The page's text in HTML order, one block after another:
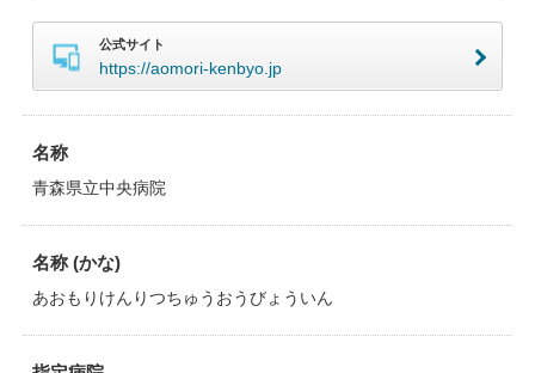
公式サイト
https://aomori-kenbyo.jp
名称
青森県立中央病院
名称 (かな)
あおもりけんりつちゅうおうびょういん